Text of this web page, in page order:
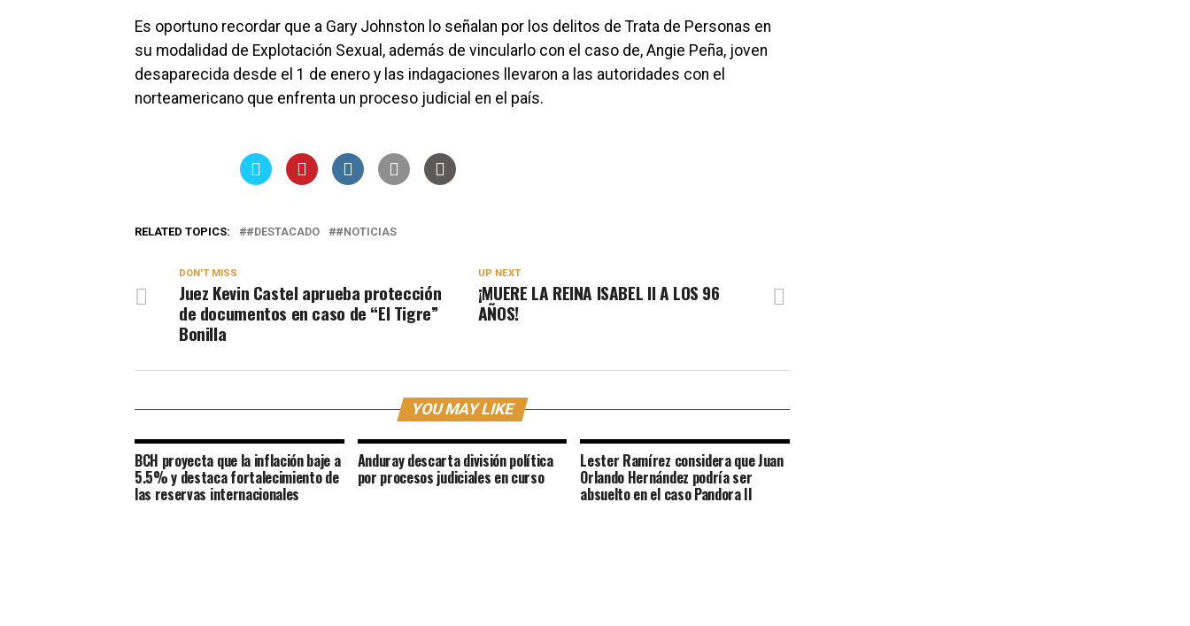
Es oportuno recordar que a Gary Johnston lo señalan por los delitos de Trata de Personas en
su modalidad de Explotación Sexual, además de vincularlo con el caso de, Angie Peña, joven
desaparecida desde el 1 de enero y las indagaciones llevaron a las autoridades con el
norteamericano que enfrenta un proceso judicial en el país.
RELATED TOPICS: #DESTACADO #NOTICIAS
UP NEXT
¡MUERE LA REINA ISABEL II A LOS 96
AÑOS!
DON'T MISS
Juez Kevin Castel aprueba protección
de documentos en caso de “El Tigre”
Bonilla
YOU MAY LIKE
BCH proyecta que la inflación baje a
5.5% y destaca fortalecimiento de
las reservas internacionales
Anduray descarta división política
por procesos judiciales en curso
Lester Ramírez considera que Juan
Orlando Hernández podría ser
absuelto en el caso Pandora II